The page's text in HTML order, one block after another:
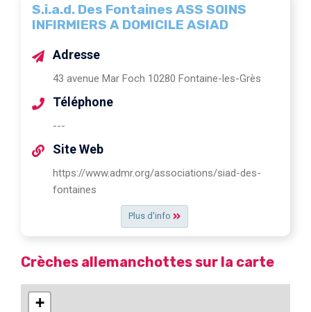
S.i.a.d. Des Fontaines ASS SOINS
INFIRMIERS A DOMICILE ASIAD
Plus d'info
Adresse
43 avenue Mar Foch 10280 Fontaine-les-Grès
Téléphone
---
Site Web
https://www.admr.org/associations/siad-des-
fontaines
Crèches allemanchottes sur la carte
+